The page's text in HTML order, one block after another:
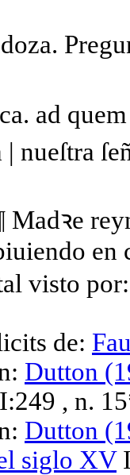
ad quem
| nueſtra
en
visto
de:
Dutton
, n.
Dutton
siglo XV